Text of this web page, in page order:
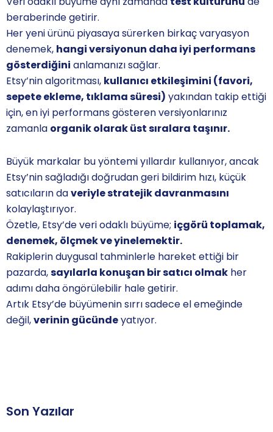
beraberinde getirir.
Her yeni ürünü piyasaya sürerken birkaç varyasyon
denemek, hangi versiyonun daha iyi performans
gösterdiğini anlamanızı sağlar.
Etsy’nin algoritması, kullanıcı etkileşimini (favori,
sepete ekleme, tıklama süresi) yakından takip ettiği
için, en iyi performans gösteren versiyonlarınız
zamanla organik olarak üst sıralara taşınır.
Büyük markalar bu yöntemi yıllardır kullanıyor, ancak
Etsy’nin sağladığı doğrudan geri bildirim hızı, küçük
satıcıların daveriyle stratejik davranmasını
kolaylaştırıyor.
Özetle, Etsy’de veri odaklı büyüme; içgörü toplamak,
denemek, ölçmek ve yinelemektir.
Rakiplerin duygusal tahminlerle hareket ettiği bir
pazarda,sayılarla konuşan bir satıcı olmak her
adımı daha öngörülebilir hale getirir.
Artık Etsy’de büyümenin sırrı sadece el emeğinde
değil,verinin gücündeyatıyor.
Son Yazılar